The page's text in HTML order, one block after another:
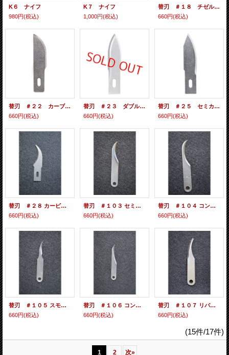
K６ ナイフ
980円(税込)
K７ ナイフ
1,000円(税込)
替刃 ＃１８ チゼルブレード
660円(税込)
替刃 ＃２２ カーブエッジ ブレード
660円(税込)
替刃 ＃２３ ダブルエッジ ブレード
660円(税込)
替刃 ＃２５ セミカーブブレード
660円(税込)
替刃 ＃２８ カービングブレード
660円(税込)
替刃 ＃１０３ セミコンケイブエッジブレード
660円(税込)
替刃 ＃１０４ コンケイブエッジブレード
660円(税込)
替刃 ＃１０５ スモールコンケイブカービングブレード
660円(税込)
替刃 ＃１０６ コンケイブエッジカービングブレード
660円(税込)
替刃 ＃１０７ リバースカッティングエッジブレード
660円(税込)
(15件/17件)
1 2 次»